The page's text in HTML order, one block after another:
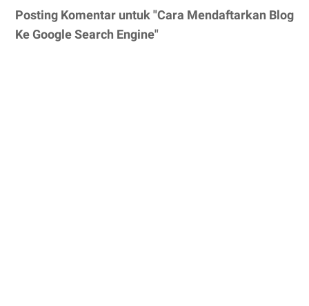
Posting Komentar untuk "Cara Mendaftarkan Blog
Ke Google Search Engine"